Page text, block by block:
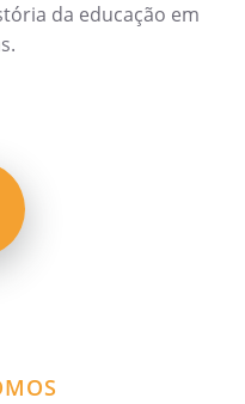
da educação em